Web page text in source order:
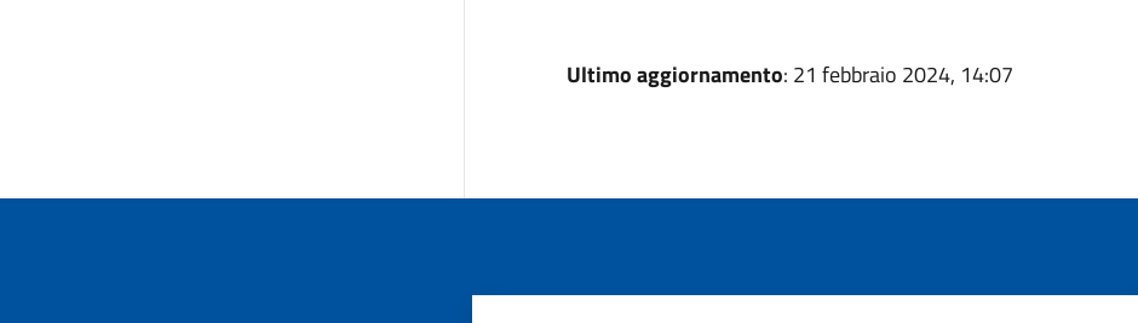
Ultimo aggiornamento: 21 febbraio 2024, 14:07